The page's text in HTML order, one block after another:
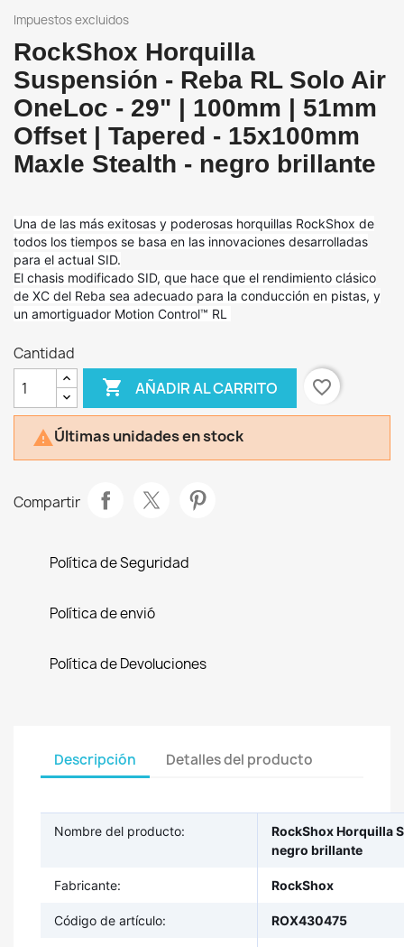
Impuestos excluidos
RockShox Horquilla
Suspensión - Reba RL Solo Air
OneLoc - 29" | 100mm | 51mm
Offset | Tapered - 15x100mm
Maxle Stealth - negro brillante
Una de las más exitosas y poderosas horquillas RockShox de
todos los tiempos se basa en las innovaciones desarrolladas
para el actual SID.
El chasis modificado SID, que hace que el rendimiento clásico
de XC del Reba sea adecuado para la conducción en pistas, y
un amortiguador Motion Control™ RL
Cantidad
 AÑADIR AL CARRITO favorite_border
Últimas unidades en stock
Compartir
Política de Seguridad
Política de envió
Política de Devoluciones
Descripción Detalles del producto
Nombre del producto:
RockShox Horquilla
negro brillante
Fabricante: RockShox
Código de artículo: ROX430475